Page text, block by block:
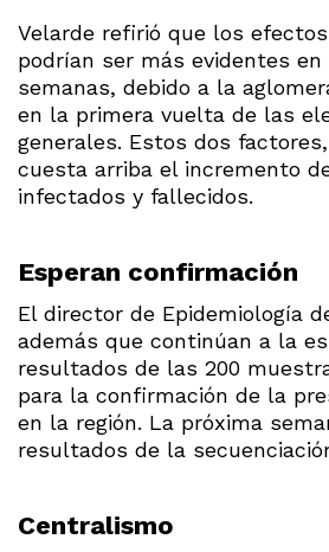
Velarde refirió que los
podrían ser más evidentes
semanas, debido a la
en la primera vuelta de las
generales. Estos dos
cuesta arriba el incremento
infectados y fallecidos.
Esperan confirmación
El director de Epidemiología
además que continúan a la
resultados de las 200
para la confirmación de la
en la región. La próxima
resultados de la
Centralismo